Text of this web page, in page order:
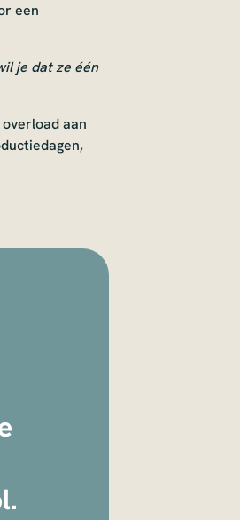
een
je dat ze één
aan